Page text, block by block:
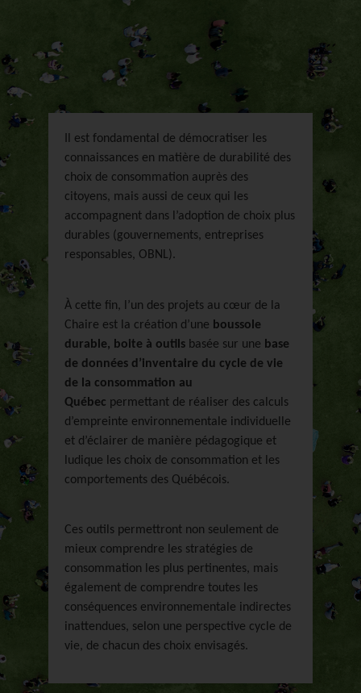
Il est fondamental de démocratiser les
connaissances en matière de durabilité des
choix de consommation auprès des
citoyens, mais aussi de ceux qui les
accompagnent dans l’adoption de choix plus
durables (gouvernements, entreprises
responsables, OBNL).
À cette fin, l’un des projets au cœur de la
Chaire est la création d’une boussole
durable, boite à outils basée sur une base
de données d’inventaire du cycle de vie
de la consommation au
Québec permettant de réaliser des calculs
d’empreinte environnementale individuelle
et d’éclairer de manière pédagogique et
ludique les choix de consommation et les
comportements des Québécois.
Ces outils permettront non seulement de
mieux comprendre les stratégies de
consommation les plus pertinentes, mais
également de comprendre toutes les
conséquences environnementale indirectes
inattendues, selon une perspective cycle de
vie, de chacun des choix envisagés.